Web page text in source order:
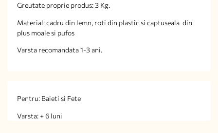
Greutate proprie produs: 3 Kg.
Material: cadru din lemn, roti din plastic si captuseala din
plus moale si pufos
Varsta recomandata 1-3 ani.
Pentru: Baieti si Fete
Varsta: + 6 luni